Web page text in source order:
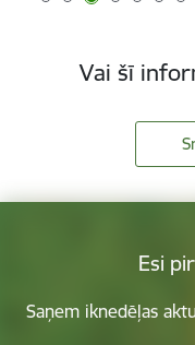
Vai šī
Esi
Saņem iknedēļas